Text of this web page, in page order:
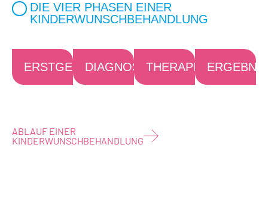
DIE VIER PHASEN EINER
KINDERWUNSCHBEHANDLUNG
ERSTGESPRÄCH
DIAGNOSETHERAPIE ERGEBNIS
ABLAUF EINER
KINDERWUNSCHBEHANDLUNG